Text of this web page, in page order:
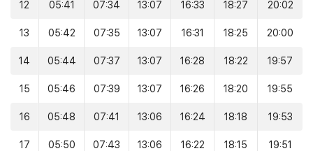
12 05:41 07:34 13:07 16:33 18:27 20:02
13 05:42 07:35 13:07 16:31 18:25 20:00
14 05:44 07:37 13:07 16:28 18:22 19:57
15 05:46 07:39 13:07 16:26 18:20 19:55
16 05:48 07:41 13:06 16:24 18:18 19:53
17 05:50 07:43 13:06 16:22 18:15 19:51